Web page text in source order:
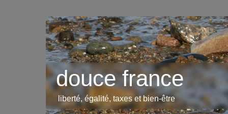
douce france
liberté, égalité, taxes et bien-être